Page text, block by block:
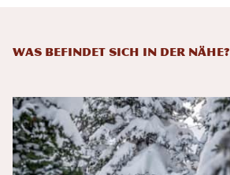
Was befindet sich in der Nähe?